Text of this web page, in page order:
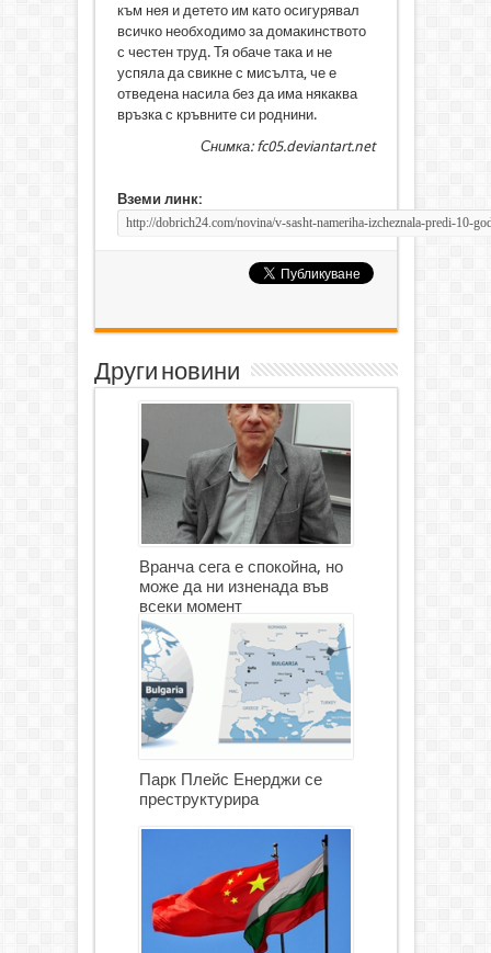
към нея и детето им като осигурявал
всичко необходимо за домакинството
с честен труд. Тя обаче така и не
успяла да свикне с мисълта, че е
отведена насила без да има някаква
връзка с кръвните си роднини.
Снимка: fc05.deviantart.net
Вземи линк:
Други новини
Вранча сега е спокойна, но
може да ни изненада във
всеки момент
Парк Плейс Енерджи се
преструктурира